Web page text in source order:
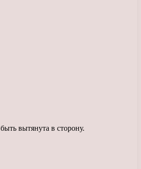
вытянута в сторону.